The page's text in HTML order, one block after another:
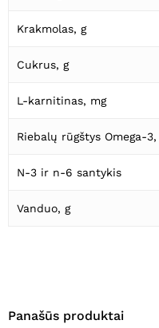
Krakmolas, g
Cukrus, g
L-karnitinas, mg
Riebalų rūgštys Omega-3,
N-3 ir n-6 santykis
Vanduo, g
Panašūs produktai